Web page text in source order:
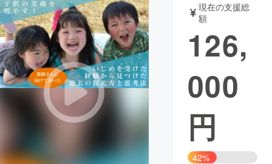
テクノロジー・ガジェット
映像・映画 書籍・雑誌
ビジネス・起業 チャレンジ
まちづくり・地域活性化
CAMPFIRE for Social Good
CAMPFIRE Creation
現在の支援総
額
126,
000
円
42%